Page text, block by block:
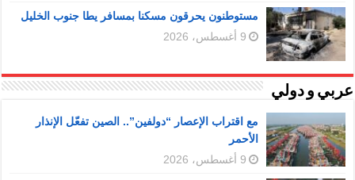
مستوطنون يحرقون مسكنا بمسافر يطا جنوب الخليل
9 أغسطس، 2026
عربي و دولي
مع اقتراب الإعصار “دولفين”.. الصين تفعّل الإنذار
الأحمر
9 أغسطس، 2026